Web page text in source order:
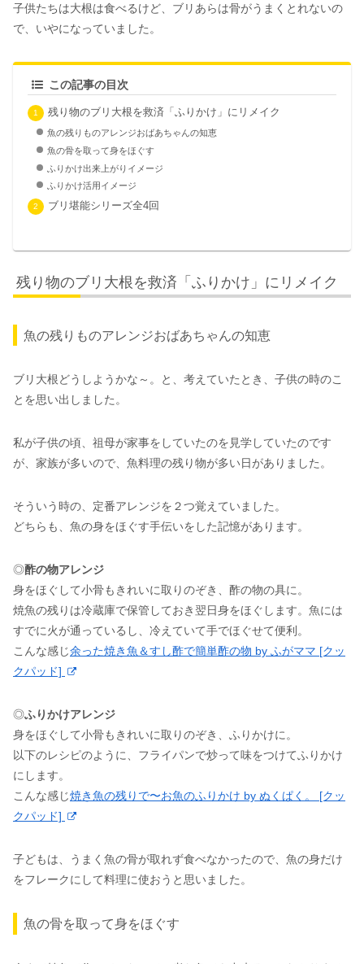
子供たちは大根は食べるけど、ブリあらは骨がうまくとれないの
で、いやになっていました。
この記事の目次
残り物のブリ大根を救済「ふりかけ」にリメイク
魚の残りものアレンジおばあちゃんの知恵
魚の骨を取って身をほぐす
ふりかけ出来上がりイメージ
ふりかけ活用イメージ
ブリ堪能シリーズ全4回
残り物のブリ大根を救済「ふりかけ」にリメイク
魚の残りものアレンジおばあちゃんの知恵
ブリ大根どうしようかな～。と、考えていたとき、子供の時のこ
とを思い出しました。
私が子供の頃、祖母が家事をしていたのを見学していたのです
が、家族が多いので、魚料理の残り物が多い日がありました。
そういう時の、定番アレンジを２つ覚えていました。
どちらも、魚の身をほぐす手伝いをした記憶があります。
◎酢の物アレンジ
身をほぐして小骨もきれいに取りのぞき、酢の物の具に。
焼魚の残りは冷蔵庫で保管しておき翌日身をほぐします。魚には
すでに火が通っているし、冷えていて手でほぐせて便利。
こんな感じ余った焼き魚＆すし酢で簡単酢の物 by ふがママ [クッ
クパッド]
◎ふりかけアレンジ
身をほぐして小骨もきれいに取りのぞき、ふりかけに。
以下のレシピのように、フライパンで炒って味をつけてふりかけ
にします。
こんな感じ焼き魚の残りで〜お魚のふりかけ by ぬくぱく。 [クッ
クパッド]
子どもは、うまく魚の骨が取れず食べなかったので、魚の身だけ
をフレークにして料理に使おうと思いました。
魚の骨を取って身をほぐす